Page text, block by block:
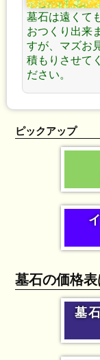
墓石は遠くて
おつくり出来ま
すが、マズお
積もりさせてく
ださい。
ピックアップ
墓石の価格
墓